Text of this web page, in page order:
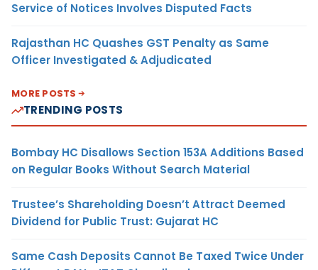
Service of Notices Involves Disputed Facts
Rajasthan HC Quashes GST Penalty as Same
Officer Investigated & Adjudicated
MORE POSTS
TRENDING POSTS
Bombay HC Disallows Section 153A Additions Based
on Regular Books Without Search Material
Trustee’s Shareholding Doesn’t Attract Deemed
Dividend for Public Trust: Gujarat HC
Same Cash Deposits Cannot Be Taxed Twice Under